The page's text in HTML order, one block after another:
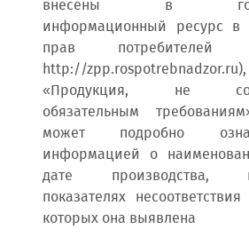
внесены в
информационный ресурс
прав
http://
«Продукция, не
обязательным
может подробно
информацией о
дате производства,
показателях
которых она выявлена